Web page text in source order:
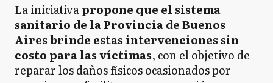
La iniciativapropone que el sistema
sanitario de la Provincia de Buenos
Aires brinde estas intervenciones sin
costo para las víctimas, con el objetivo de
reparar los daños físicos ocasionados por